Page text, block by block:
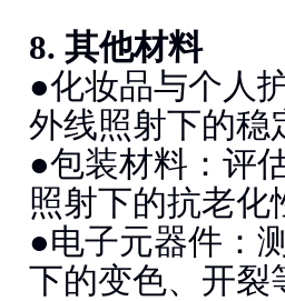
8. 其他材料
●化妆品与个人
外线照射下的稳
●包装材料：评
照射下的抗老化
●电子元器件：
下的变色、开裂